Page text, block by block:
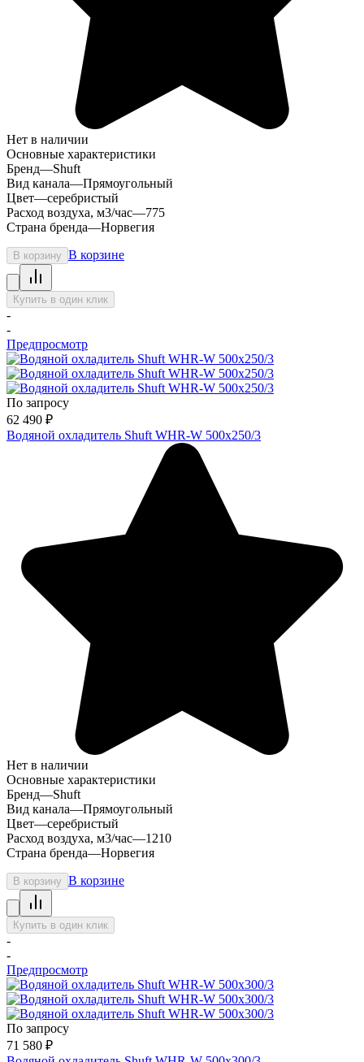
Нет в наличии
Основные характеристики
Бренд—Shuft
Вид канала—Прямоугольный
Цвет—серебристый
Расход воздуха, м3/час—775
Страна бренда—Норвегия
В корзину В корзине
Купить в один клик
-
-
Предпросмотр
По запросу
62 490 ₽
Водяной охладитель Shuft WHR-W 500х250/3
Нет в наличии
Основные характеристики
Бренд—Shuft
Вид канала—Прямоугольный
Цвет—серебристый
Расход воздуха, м3/час—1210
Страна бренда—Норвегия
В корзину В корзине
Купить в один клик
-
-
Предпросмотр
По запросу
71 580 ₽